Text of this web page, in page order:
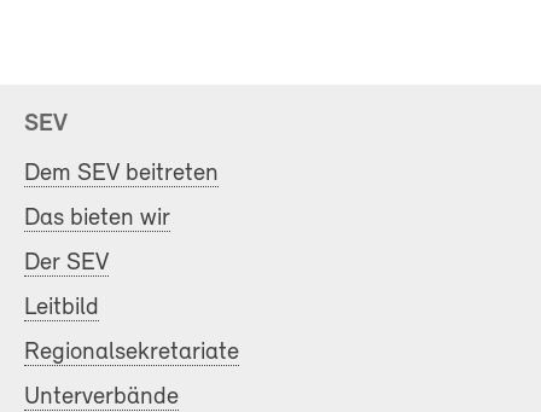
SEV
Dem SEV beitreten
Das bieten wir
Der SEV
Leitbild
Regionalsekretariate
Unterverbände